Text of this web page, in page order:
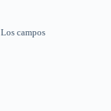
Los campos